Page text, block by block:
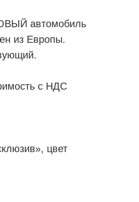
автомобиль
из Европы.
с НДС
цвет